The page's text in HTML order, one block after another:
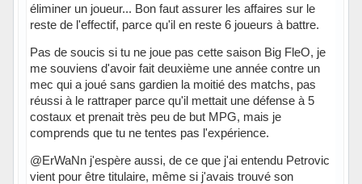
éliminer un joueur... Bon faut assurer les affaires sur le
reste de l'effectif, parce qu'il en reste 6 joueurs à battre.
Pas de soucis si tu ne joue pas cette saison Big FleO, je
me souviens d'avoir fait deuxième une année contre un
mec qui a joué sans gardien la moitié des matchs, pas
réussi à le rattraper parce qu'il mettait une défense à 5
costaux et prenait très peu de but MPG, mais je
comprends que tu ne tentes pas l'expérience.
@ErWaNn j'espère aussi, de ce que j'ai entendu Petrovic
vient pour être titulaire, même si j'avais trouvé son